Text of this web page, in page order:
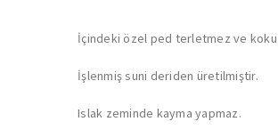
İçindeki özel ped terletmez ve koku
İşlenmiş suni deriden üretilmiştir.
Islak zeminde kayma yapmaz.